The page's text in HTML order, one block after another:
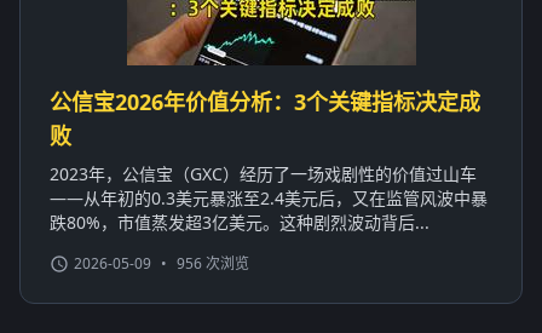
公信宝2026年价值分析：3个关键指标决定成
败
2023年，公信宝（GXC）经历了一场戏剧性的价值过山车
——从年初的0.3美元暴涨至2.4美元后，又在监管风波中暴
跌80%，市值蒸发超3亿美元。这种剧烈波动背后...
2026-05-09 • 956 次浏览